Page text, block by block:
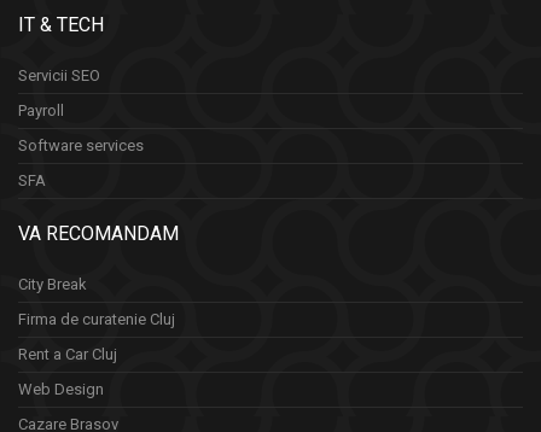
IT & TECH
Servicii SEO
Payroll
Software services
SFA
VA RECOMANDAM
City Break
Firma de curatenie Cluj
Rent a Car Cluj
Web Design
Cazare Brasov